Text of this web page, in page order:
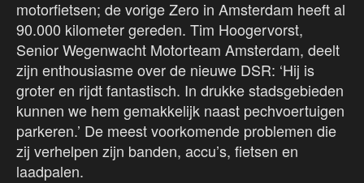
motorfietsen; de vorige Zero in Amsterdam heeft al
90.000 kilometer gereden. Tim Hoogervorst,
Senior Wegenwacht Motorteam Amsterdam, deelt
zijn enthousiasme over de nieuwe DSR: ‘Hij is
groter en rijdt fantastisch. In drukke stadsgebieden
kunnen we hem gemakkelijk naast pechvoertuigen
parkeren.’ De meest voorkomende problemen die
zij verhelpen zijn banden, accu’s, fietsen en
laadpalen.